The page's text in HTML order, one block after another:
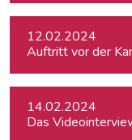
12.02.2024
Auftritt vor der
14.02.2024
Das